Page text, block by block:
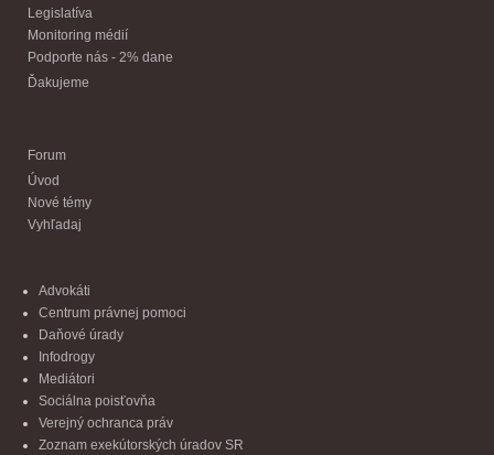
Legislatíva
Monitoring médií
Podporte nás - 2% dane
Ďakujeme
Forum
Úvod
Nové témy
Vyhľadaj
Advokáti
Centrum právnej pomoci
Daňové úrady
Infodrogy
Mediátori
Sociálna poisťovňa
Verejný ochranca práv
Zoznam exekútorských úradov SR